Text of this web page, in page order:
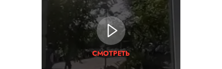
СМОТРЕТЬ